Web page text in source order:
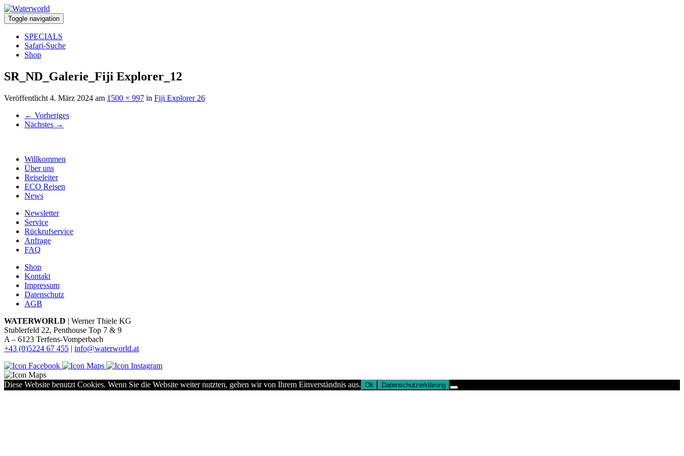
Toggle navigation
SPECIALS
Safari-Suche
Shop
SR_ND_Galerie_Fiji Explorer_12
Veröffentlicht 4. März 2024 am 1500 × 997 in Fiji Explorer 26
← Vorheriges
Nächstes →
Willkommen
Über uns
Reiseleiter
ECO Reisen
News
Newsletter
Service
Rückrufservice
Anfrage
FAQ
Shop
Kontakt
Impressum
Datenschutz
AGB
WATERWORLD | Werner Thiele KG
Stublerfeld 22, Penthouse Top 7 & 9
A – 6123 Terfens-Vomperbach
+43 (0)5224 67 455 | info@waterworld.at
Diese Website benutzt Cookies. Wenn Sie die Website weiter nutzten, gehen wir von Ihrem Einverständnis aus. Ok Datenschutzerklärung